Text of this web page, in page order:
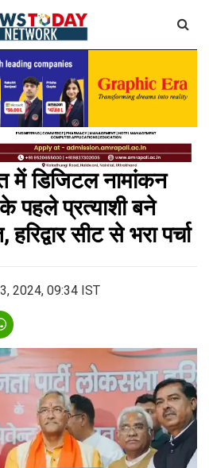
में डिजिटल नामांकन
पहले प्रत्याशी बने
सीट से भरा पर्चा
2024, 09:34 IST